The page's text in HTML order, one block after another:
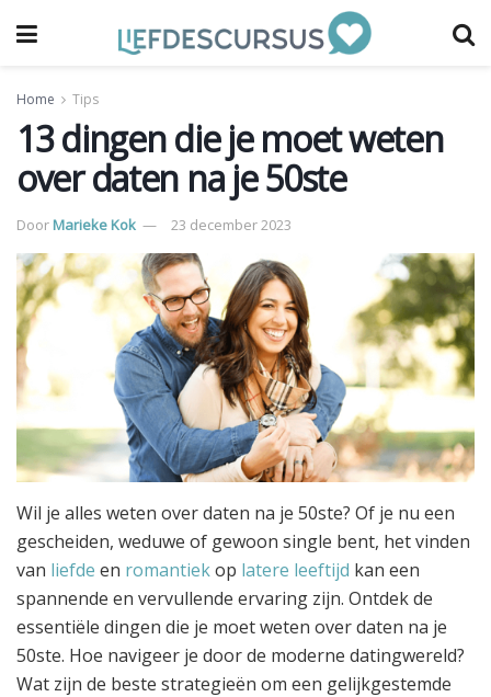
Home Tips
13 dingen die je moet weten
over daten na je 50ste
DoorMarieke Kok 23 december 2023
Wil je alles weten over daten na je 50ste? Of je nu een
gescheiden, weduwe of gewoon single bent, het vinden
van liefde en romantiekop latere leeftijd kan een
spannende en vervullende ervaring zijn. Ontdek de
essentiële dingen die je moet weten over daten na je
50ste. Hoe navigeer je door de moderne datingwereld?
Wat zijn de beste strategieën om een gelijkgestemde